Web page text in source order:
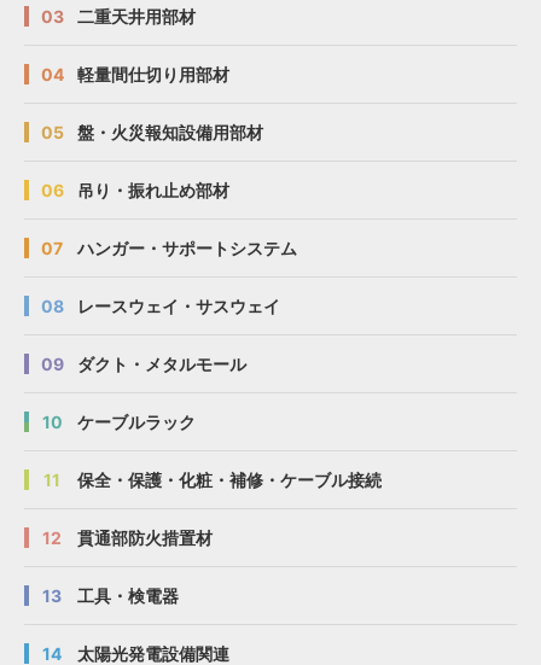
03 二重天井用部材
04 軽量間仕切り用部材
05 盤・火災報知設備用部材
06 吊り・振れ止め部材
07 ハンガー・サポートシステム
08 レースウェイ・サスウェイ
09 ダクト・メタルモール
10 ケーブルラック
11 保全・保護・化粧・補修・ケーブル接続
12 貫通部防火措置材
13 工具・検電器
14 太陽光発電設備関連